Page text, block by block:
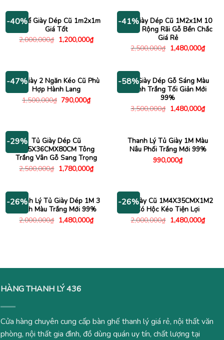
-40%
Tủ Để Giày Dép Cũ 1m2x1m
Giá Tốt
2,000,000₫ Giá
gốc
1,200,000₫Giá
hiện
-41%
Tủ Giày Dép Cũ 1M2x1M 10
Ngăn Rộng Rãi Gỗ Bền Chắc
Giá Rẻ
2,500,000₫ Giá
gốc
1,480,000₫Giá
hiện
-47%
Tủ Giày 2 Ngăn Kéo Cũ Phù
Hợp Hành Lang
1,500,000₫ Giá
790,000₫Giá
hiện
-58%
Tủ Giày Dép Gỗ Sáng Màu
Cánh Trắng Tối Giản Mới
99%
3,500,000₫ Giá
gốc
1,480,000₫Giá
hiện
-29% Tủ Giày Dép Cũ
1M5X36CMX80CM Tông
Trắng Vân Gỗ Sang Trọng
2,500,000₫ Giá
gốc
1,780,000₫Giá
hiện
1,780,000₫.
Thanh Lý Tủ Giày 1M Màu
Nâu Phối Trắng Mới 99%
990,000₫
-26%
Thanh Lý Tủ Giày Dép 1M 3
Cánh Màu Trắng Mới 99%
2,000,000₫ Giá
gốc
1,480,000₫Giá
hiện
-26%
Tủ Giày Cũ 1M4X35CMX1M2
Có Hộc Kéo Tiện Lợi
2,000,000₫ Giá
gốc
1,480,000₫Giá
hiện
HÀNG THANH LÝ 436
Cửa hàng chuyên cung cấp bàn ghế thanh lý giá rẻ, nội thất văn
phòng, nội thất gia đình, đồ dùng quán uy tín, chất lượng tại